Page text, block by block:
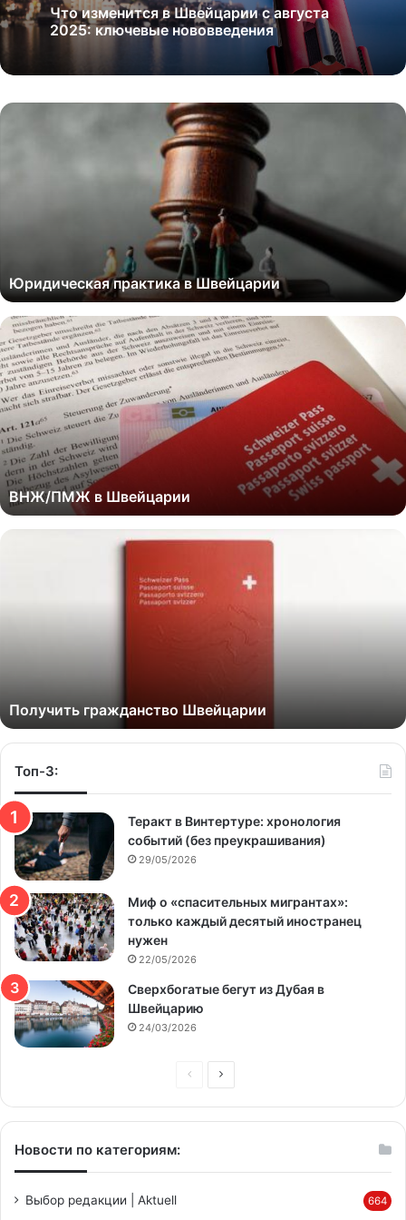
Что изменится в Швейцарии с августа
2025: ключевые нововведения
Юридическая практика в Швейцарии
ВНЖ/ПМЖ в Швейцарии
Получить гражданство Швейцарии
Топ-3:
Теракт в Винтертуре: хронология
событий (без преукрашивания)
29/05/2026
Миф о «спасительных мигрантах»:
только каждый десятый иностранец
нужен
22/05/2026
Сверхбогатые бегут из Дубая в
Швейцарию
24/03/2026
Предыдущая
Следующая
Новости по категориям:
Выбор редакции | Aktuell 664